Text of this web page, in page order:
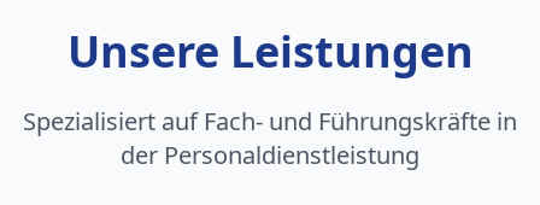
Unsere Leistungen
Spezialisiert auf Fach- und Führungskräfte in
der Personaldienstleistung